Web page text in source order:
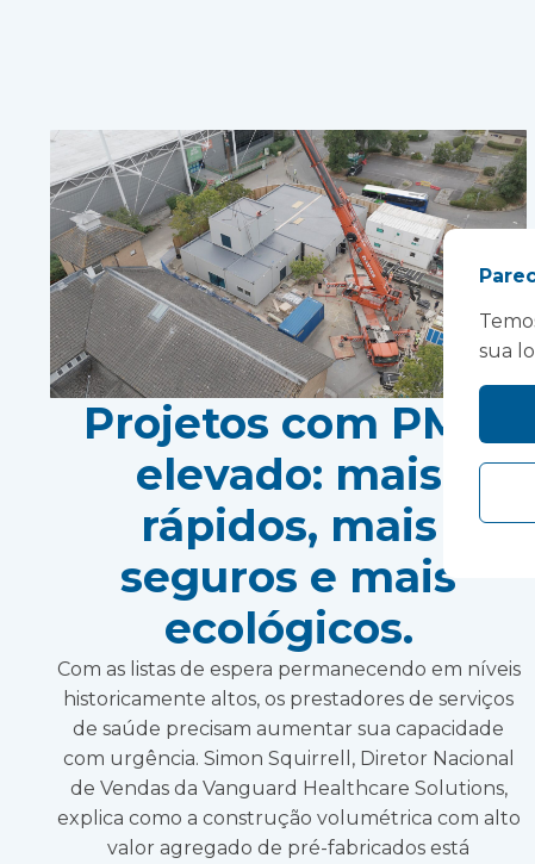
Projetos com PMV
elevado: mais
rápidos, mais
seguros e mais
ecológicos.
Com as listas de espera permanecendo em níveis
historicamente altos, os prestadores de serviços
de saúde precisam aumentar sua capacidade
com urgência. Simon Squirrell, Diretor Nacional
de Vendas da Vanguard Healthcare Solutions,
explica como a construção volumétrica com alto
valor agregado de pré-fabricados está
sua